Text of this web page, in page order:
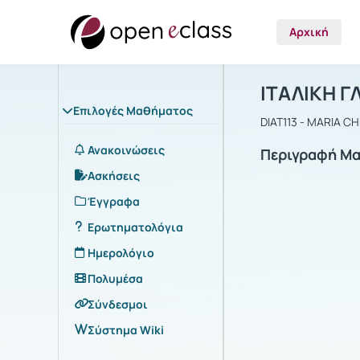
Αρχική
Επιλογές Μαθήματος
Ανακοινώσεις
Ασκήσεις
Έγγραφα
Ερωτηματολόγια
Ημερολόγιο
Πολυμέσα
Σύνδεσμοι
Σύστημα Wiki
Μάθημα :
ΙΤΑΛΙΚΗ
DIAT113 - MARIA
Περιγραφή